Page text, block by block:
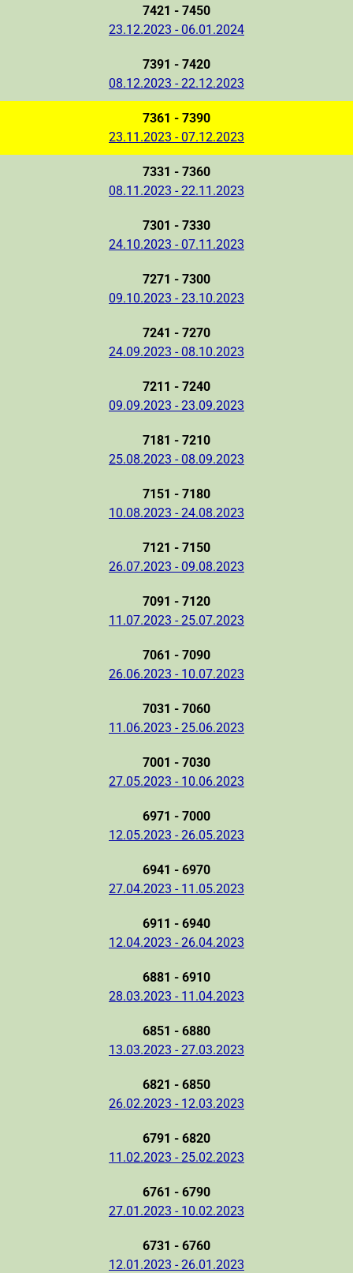
7421 - 7450
23.12.2023 - 06.01.2024
7391 - 7420
08.12.2023 - 22.12.2023
7361 - 7390
23.11.2023 - 07.12.2023
7331 - 7360
08.11.2023 - 22.11.2023
7301 - 7330
24.10.2023 - 07.11.2023
7271 - 7300
09.10.2023 - 23.10.2023
7241 - 7270
24.09.2023 - 08.10.2023
7211 - 7240
09.09.2023 - 23.09.2023
7181 - 7210
25.08.2023 - 08.09.2023
7151 - 7180
10.08.2023 - 24.08.2023
7121 - 7150
26.07.2023 - 09.08.2023
7091 - 7120
11.07.2023 - 25.07.2023
7061 - 7090
26.06.2023 - 10.07.2023
7031 - 7060
11.06.2023 - 25.06.2023
7001 - 7030
27.05.2023 - 10.06.2023
6971 - 7000
12.05.2023 - 26.05.2023
6941 - 6970
27.04.2023 - 11.05.2023
6911 - 6940
12.04.2023 - 26.04.2023
6881 - 6910
28.03.2023 - 11.04.2023
6851 - 6880
13.03.2023 - 27.03.2023
6821 - 6850
26.02.2023 - 12.03.2023
6791 - 6820
11.02.2023 - 25.02.2023
6761 - 6790
27.01.2023 - 10.02.2023
6731 - 6760
12.01.2023 - 26.01.2023